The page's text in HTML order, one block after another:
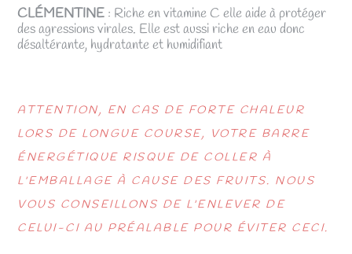
CLÉMENTINE : Riche en vitamine C elle aide à protéger
des agressions virales. Elle est aussi riche en eau donc
désaltérante, hydratante et humidifiant
ATTENTION, EN CAS DE FORTE CHALEUR
LORS DE LONGUE COURSE, VOTRE BARRE
ÉNERGÉTIQUE RISQUE DE COLLER À
L'EMBALLAGE À CAUSE DES FRUITS. NOUS
VOUS CONSEILLONS DE L'ENLEVER DE
CELUI-CI AU PRÉALABLE POUR ÉVITER CECI.